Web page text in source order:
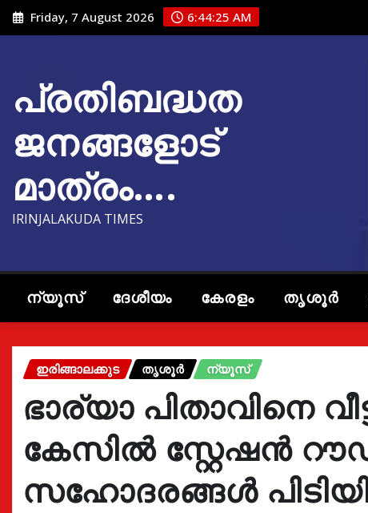
Skip
to
Friday, 7 August 2026 6:44:26 AM
പ്രതിബദ്ധത
ജനങ്ങളോട്
മാത്രം….
IRINJALAKUDA TIMES
ന്യൂസ് ദേശീയം കേരളം തൃശൂർ
ഇരിങ്ങാലക്കുട തൃശൂർ ന്യൂസ്
ഭാര്യാ പിതാവിനെ
കേസിൽ സ്റ്റേഷൻ
സഹോദരങ്ങൾ